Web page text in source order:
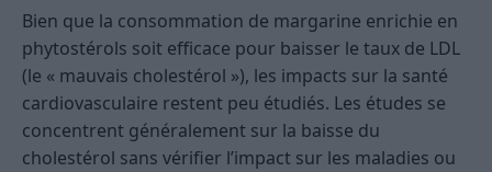
Bien que la consommation de margarine enrichie en
phytostérols soit efficace pour baisser le taux de LDL
(le « mauvais cholestérol »), les impacts sur la santé
cardiovasculaire restent peu étudiés. Les études se
concentrent généralement sur la baisse du
cholestérol sans vérifier l’impact sur les maladies ou